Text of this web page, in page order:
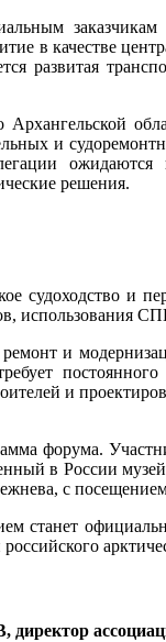
в качестве
развитая
Архангельской
и
решения.
судоходство и
использования
и
и
форума.
в России
с
станет